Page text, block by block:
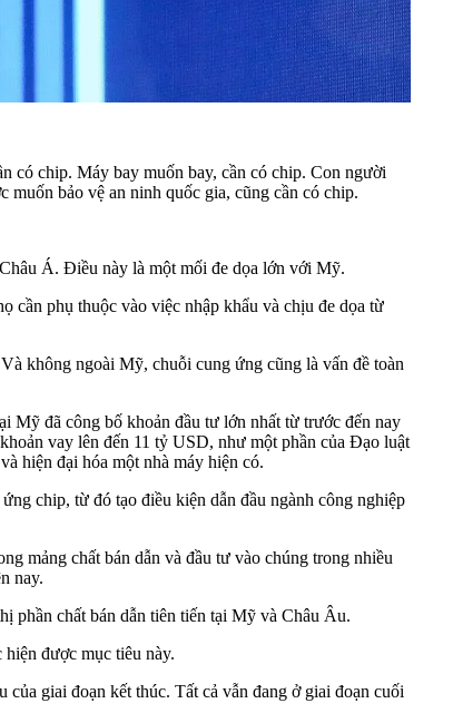
có chip. Máy bay muốn bay, cần có chip. Con người
muốn bảo vệ an ninh quốc gia, cũng cần có chip.
Á. Điều này là một mối đe dọa lớn với Mỹ.
cần phụ thuộc vào việc nhập khẩu và chịu đe dọa từ
không ngoài Mỹ, chuỗi cung ứng cũng là vấn đề toàn
Mỹ đã công bố khoản đầu tư lớn nhất từ trước đến nay
vay lên đến 11 tỷ USD, như một phần của Đạo luật
hiện đại hóa một nhà máy hiện có.
chip, từ đó tạo điều kiện dẫn đầu ngành công nghiệp
mảng chất bán dẫn và đầu tư vào chúng trong nhiều
nay.
phần chất bán dẫn tiên tiến tại Mỹ và Châu Âu.
được mục tiêu này.
giai đoạn kết thúc. Tất cả vẫn đang ở giai đoạn cuối